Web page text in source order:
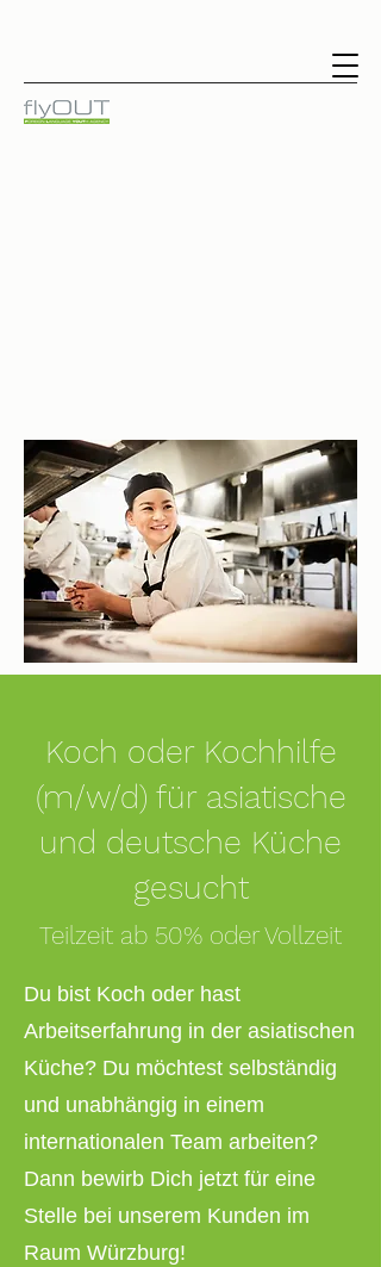
Koch oder Kochhilfe
(m/w/d) für asiatische
und deutsche Küche
gesucht
Teilzeit ab 50% oderVollzeit
Du bist Koch oder hast
Arbeitserfahrung in der asiatischen
Küche? Du möchtest selbständig
und unabhängig in einem
internationalen Team arbeiten?
Dann bewirb Dich jetzt für eine
Stelle bei unserem Kunden im
Raum Würzburg!